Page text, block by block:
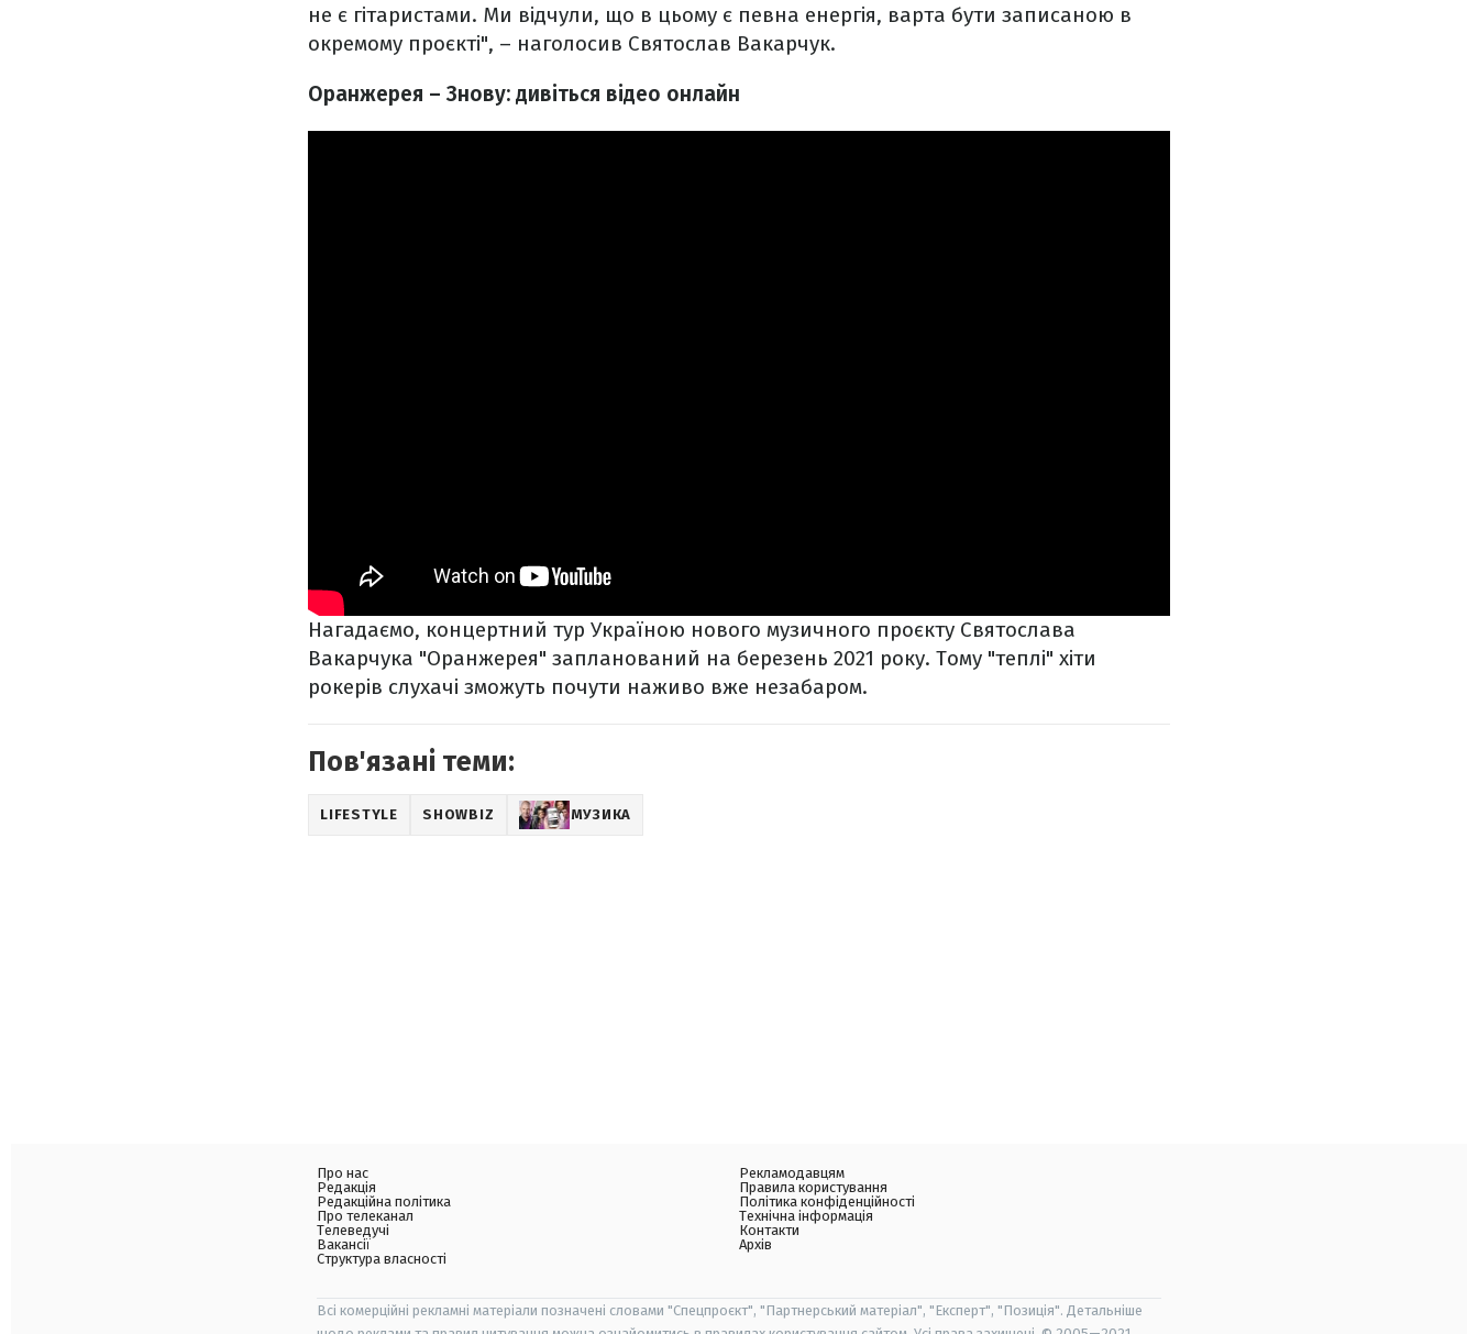
не є гітаристами. Ми відчули, що в цьому є певна енергія, варта бути записаною в
окремому проєкті", – наголосив Святослав Вакарчук.
Оранжерея – Знову: дивіться відео онлайн
Нагадаємо, концертний тур Україною нового музичного проєкту Святослава
Вакарчука "Оранжерея" запланований на березень 2021 року. Тому "теплі" хіти
рокерів слухачі зможуть почути наживо вже незабаром.
Пов'язані теми:
LIFESTYLE SHOWBIZ МУЗИКА
Про нас
Редакція
Редакційна політика
Про телеканал
Телеведучі
Вакансії
Структура власності
Рекламодавцям
Правила користування
Політика конфіденційності
Технічна інформація
Контакти
Архів
Всі комерційні рекламні матеріали позначені словами "Спецпроєкт", "Партнерський матеріал", "Експерт", "Позиція". Детальніше